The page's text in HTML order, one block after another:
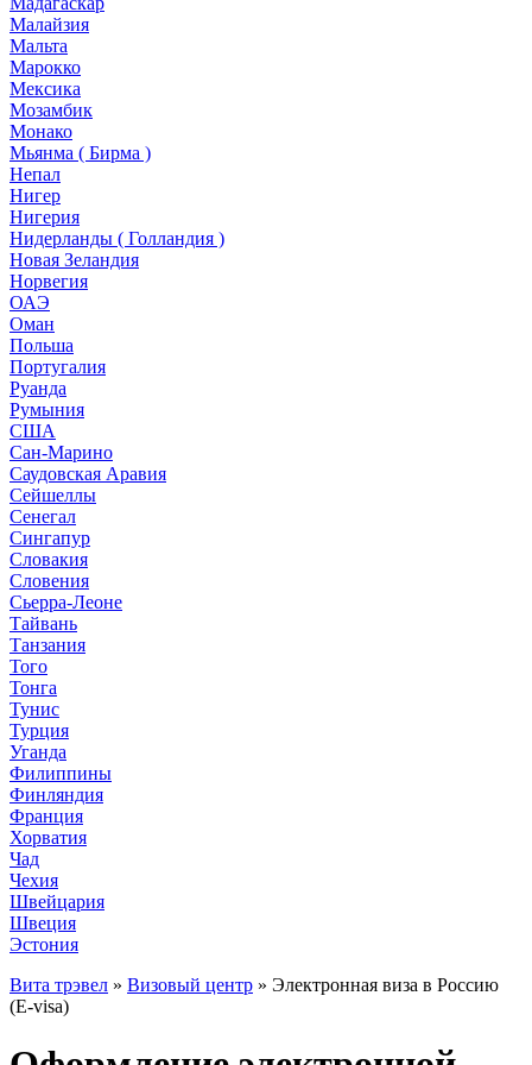
Малайзия
Мальта
Марокко
Мексика
Мозамбик
Монако
Мьянма ( Бирма )
Непал
Нигер
Нигерия
Нидерланды ( Голландия )
Новая Зеландия
Норвегия
ОАЭ
Оман
Польша
Португалия
Руанда
Румыния
США
Сан-Марино
Саудовская Аравия
Сейшеллы
Сенегал
Сингапур
Словакия
Словения
Сьерра-Леоне
Тайвань
Танзания
Того
Тонга
Тунис
Турция
Уганда
Филиппины
Финляндия
Франция
Хорватия
Чад
Чехия
Швейцария
Швеция
Эстония
Вита трэвел » Визовый центр » Электронная виза в Россию
(E-visa)